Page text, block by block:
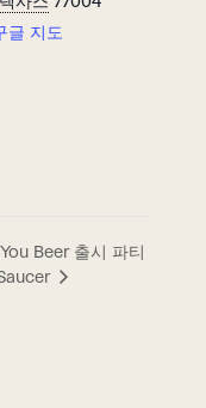
글 지도
Beer 출시 파티